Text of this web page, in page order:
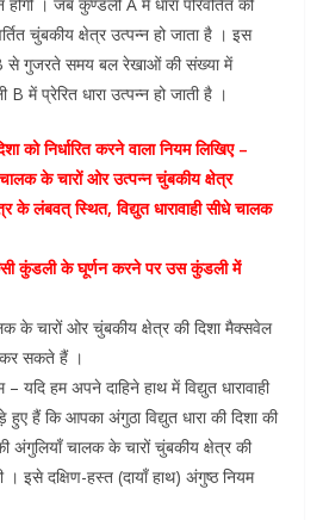
चुंबकीय क्षेत्र उत्पन्न हो जाता है । इस
से गुजरते समय बल रेखाओं की संख्या में
में प्रेरित धारा उत्पन्न हो जाती है ।
को निर्धारित करने वाला नियम लिखिए –
चालक के चारों ओर उत्पन्न चुंबकीय क्षेत्र
के लंबवत् स्थित, विद्युत धारावाही सीधे चालक
कुंडली के घूर्णन करने पर उस कुंडली में
के चारों ओर चुंबकीय क्षेत्र की दिशा मैक्सवेल
कर सकते हैं ।
यदि हम अपने दाहिने हाथ में विद्युत धारावाही
हैं कि आपका अंगुठा विद्युत धारा की दिशा की
चालक के चारों चुंबकीय क्षेत्र की
। इसे दक्षिण-हस्त (दायाँ हाथ) अंगुष्ठ नियम